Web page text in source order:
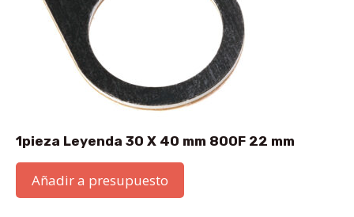
1pieza Leyenda 30 X 40 mm 800F 22 mm
Añadir a presupuesto